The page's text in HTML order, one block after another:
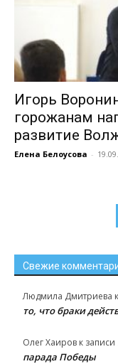
Игорь
горожанам
развитие
Елена Белоусова -
Свежие
Людмила Дмитриева
то, что браки
Олег Хаиров к записи
парада Победы